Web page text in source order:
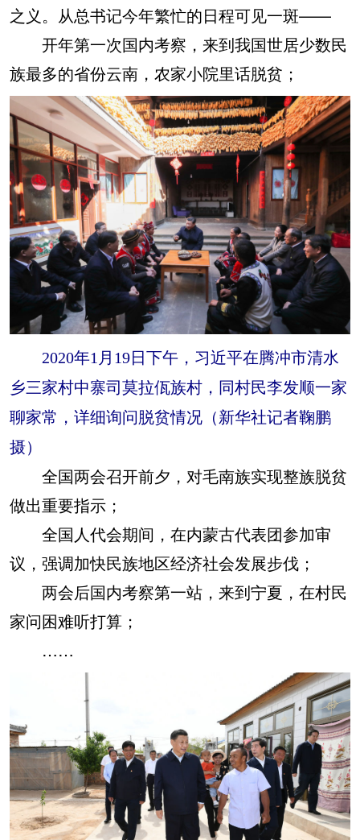
之义。从总书记今年繁忙的日程可见一斑——
开年第一次国内考察，来到我国世居少数民
族最多的省份云南，农家小院里话脱贫；
2020年1月19日下午，习近平在腾冲市清水
乡三家村中寨司莫拉佤族村，同村民李发顺一家
聊家常，详细询问脱贫情况（新华社记者鞠鹏
摄）
全国两会召开前夕，对毛南族实现整族脱贫
做出重要指示；
全国人代会期间，在内蒙古代表团参加审
议，强调加快民族地区经济社会发展步伐；
两会后国内考察第一站，来到宁夏，在村民
家问困难听打算；
……